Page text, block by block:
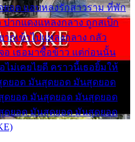
อด แอบหลงรักสาวราม ที่พัก
ปากแดงแหลงกลาง ถูกสเป็ก
ากเข้าไปแหลงกลาง กลัว
อ เธอมาซื้อข้าว แต่ก่อนนั้น
ไม่เคยไยดี คราวนี้เธอยิ้มให้
ดยอด มันสุดยอด มันสุดยอด
ยอด มันสุดยอด มันสุดยอด
ยอด มันสุดยอด มันสุดยอด